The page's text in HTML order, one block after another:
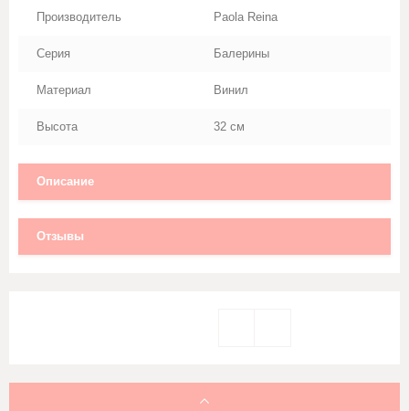
Производитель Paola Reina
Серия Балерины
Материал Винил
Высота 32 cм
Описание
Отзывы